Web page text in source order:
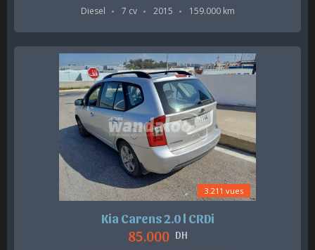
Diesel 7 cv 2015 159.000 km
3.211 vues
Kia Carens 2.0 l CRDi
85.000 DH